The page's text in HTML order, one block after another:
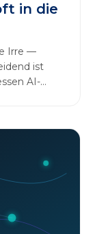
in die
Irre —
ist
AI-